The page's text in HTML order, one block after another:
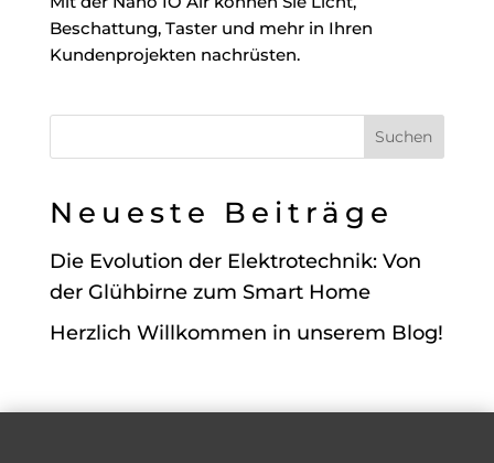
Beschattung, Taster und mehr in Ihren
Kundenprojekten nachrüsten.
Neueste Beiträge
Die Evolution der Elektrotechnik: Von
der Glühbirne zum Smart Home
Herzlich Willkommen in unserem Blog!